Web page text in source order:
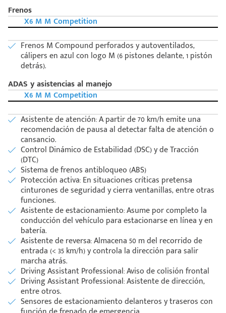
Frenos
X6 M M Competition
Frenos M Compound perforados y autoventilados,
cálipers en azul con logo M (6 pistones delante, 1 pistón
detrás).
ADAS y asistencias al manejo
X6 M M Competition
Asistente de atención: A partir de 70 km/h emite una
recomendación de pausa al detectar falta de atención o
cansancio.
Control Dinámico de Estabilidad (DSC) y de Tracción
(DTC)
Sistema de frenos antibloqueo (ABS)
Protección activa: En situaciones críticas pretensa
cinturones de seguridad y cierra ventanillas, entre otras
funciones.
Asistente de estacionamiento: Asume por completo la
conducción del vehículo para estacionarse en línea y en
batería.
Asistente de reversa: Almacena 50 m del recorrido de
entrada (< 35 km/h) y controla la dirección para salir
marcha atrás.
Driving Assistant Professional: Aviso de colisión frontal
Driving Assistant Professional: Asistente de dirección,
entre otros.
Sensores de estacionamiento delanteros y traseros con